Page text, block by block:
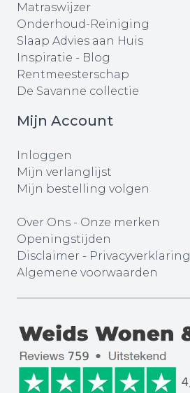
Matraswijzer
Onderhoud-Reiniging
Slaap Advies aan Huis
Inspiratie - Blog
Rentmeesterschap
De Savanne collectie
Mijn Account
Inloggen
Mijn verlanglijst
Mijn bestelling volgen
Over Ons - Onze merken
Openingstijden
Disclaimer - Privacyverklaring
Algemene voorwaarden